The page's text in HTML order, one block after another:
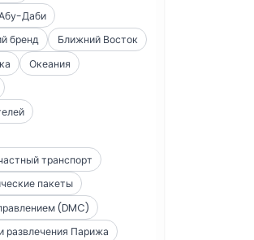
Даби
бренд
Ближний Восток
Океания
транспорт
пакеты
(DMC)
развлечения Парижа